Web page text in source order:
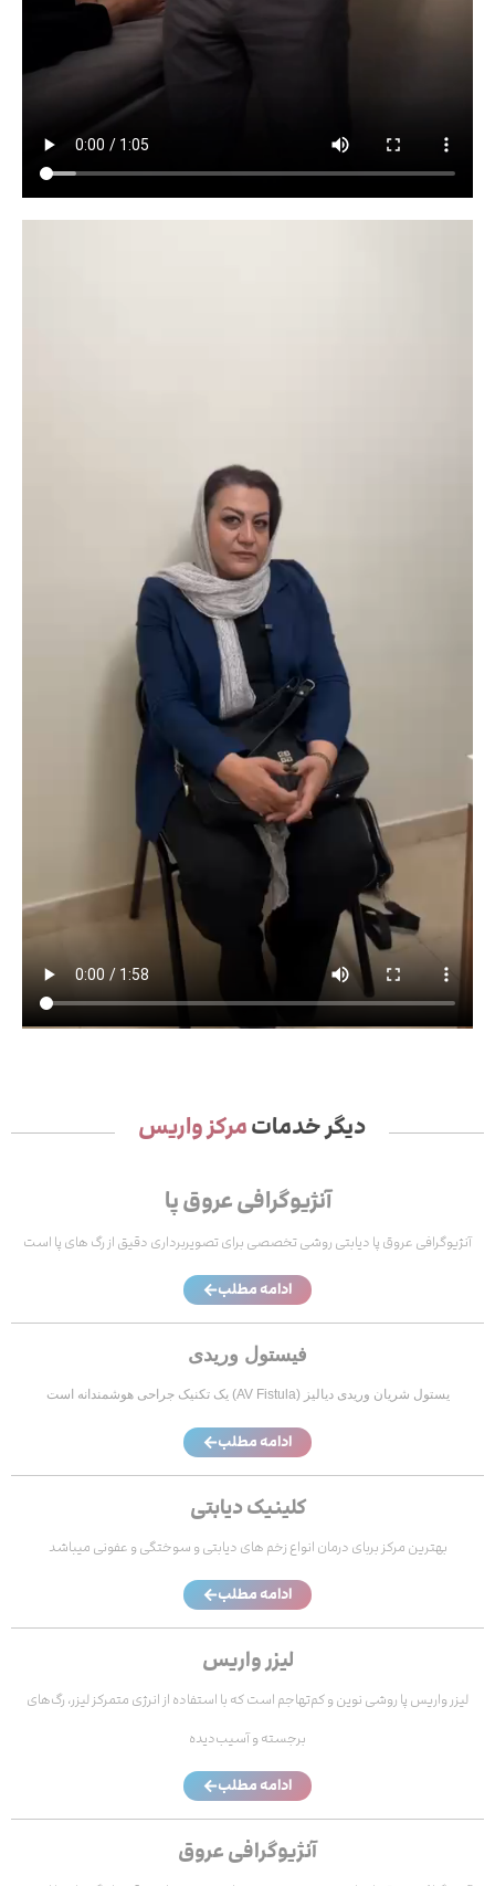
دیگر خدماتمرکز واریس
آنژیوگرافی عروق پا
آنژیوگرافی عروق پا دیابتی روشی تخصصی برای تصویربرداری دقیق از رگ‌ های پا است
ادامه مطلب
فیستول وریدی
یستول شریان وریدی دیالیز (AV Fistula) یک تکنیک جراحی هوشمندانه است
ادامه مطلب
کلینیک دیابتی
بهترین مرکز بربای درمان انواع زخم های دیابتی و سوختگی و عفونی میباشد
ادامه مطلب
لیزر واریس
لیزر واریس پا روشی نوین و کم‌تهاجم است که با استفاده از انرژی متمرکز لیزر، رگ‌های
برجسته و آسیب‌دیده
ادامه مطلب
آنژیوگرافی عروق